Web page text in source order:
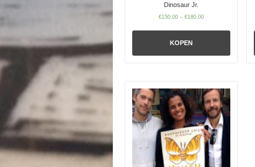
Dinosaur Jr.
€150.00 –€180.00
KOPEN